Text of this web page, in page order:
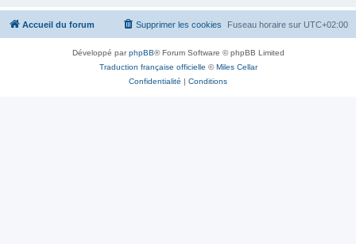
Accueil du forum Fuseau horaire sur UTC+02:00
Supprimer les cookies
Développé parphpBB® Forum Software © phpBB Limited
Traduction française officielle ©Miles Cellar
Confidentialité | Conditions